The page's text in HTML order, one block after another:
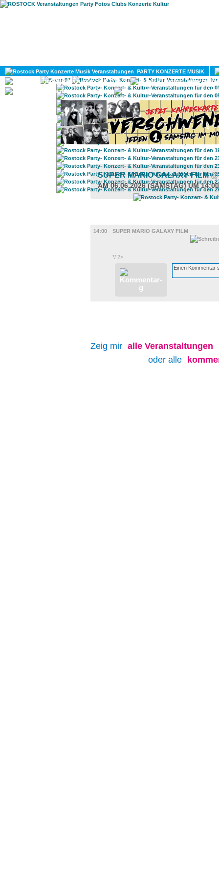
PARTY KONZERTE MUSIK
KULTUR
GAY
SUPER MARIO GALAXY FILM
AM 06.06.2026 (SAMSTAG) UM
14:00
SUPER MARIO GALAXY FILM
*/ ?>
Zeig mir alle Veranstaltungen
oder alle